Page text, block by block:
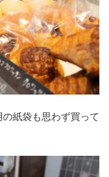
紙袋も思わず買って